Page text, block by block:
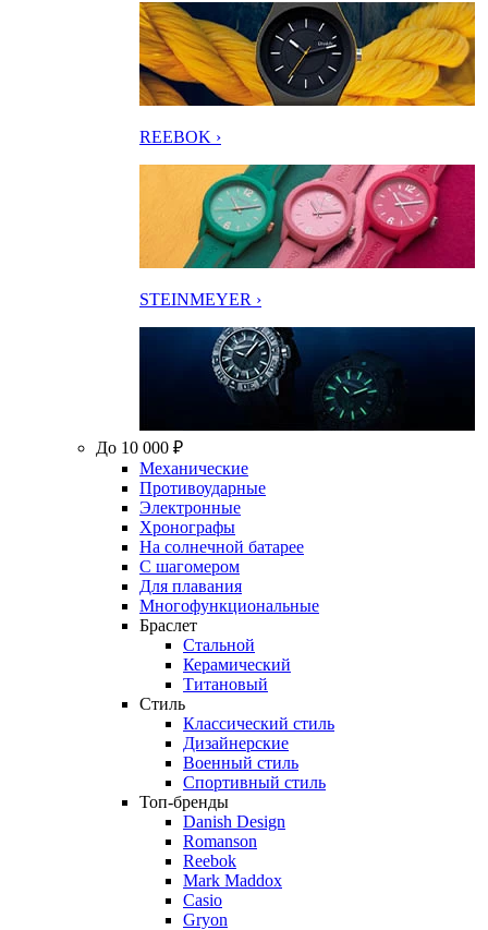
REEBOK ›
STEINMEYER ›
До 10 000 ₽
Механические
Противоударные
Электронные
Хронографы
На солнечной батарее
С шагомером
Для плавания
Многофункциональные
Браслет
Стальной
Керамический
Титановый
Стиль
Классический стиль
Дизайнерские
Военный стиль
Спортивный стиль
Топ-бренды
Danish Design
Romanson
Reebok
Mark Maddox
Casio
Gryon